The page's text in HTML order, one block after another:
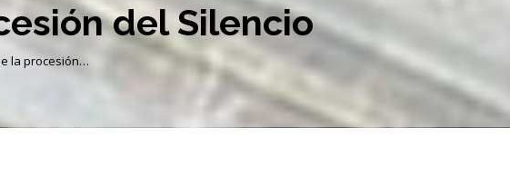
del Silencio
la procesión…